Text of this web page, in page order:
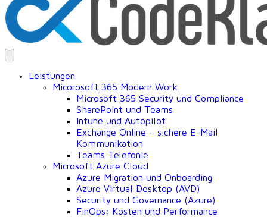
Leistungen
Micorosoft 365 Modern Work
Microsoft 365 Security und Compliance
SharePoint und Teams
Intune und Autopilot
Exchange Online – sichere E-Mail
Kommunikation
Teams Telefonie
Microsoft Azure Cloud
Azure Migration und Onboarding
Azure Virtual Desktop (AVD)
Security und Governance (Azure)
FinOps: Kosten und Performance